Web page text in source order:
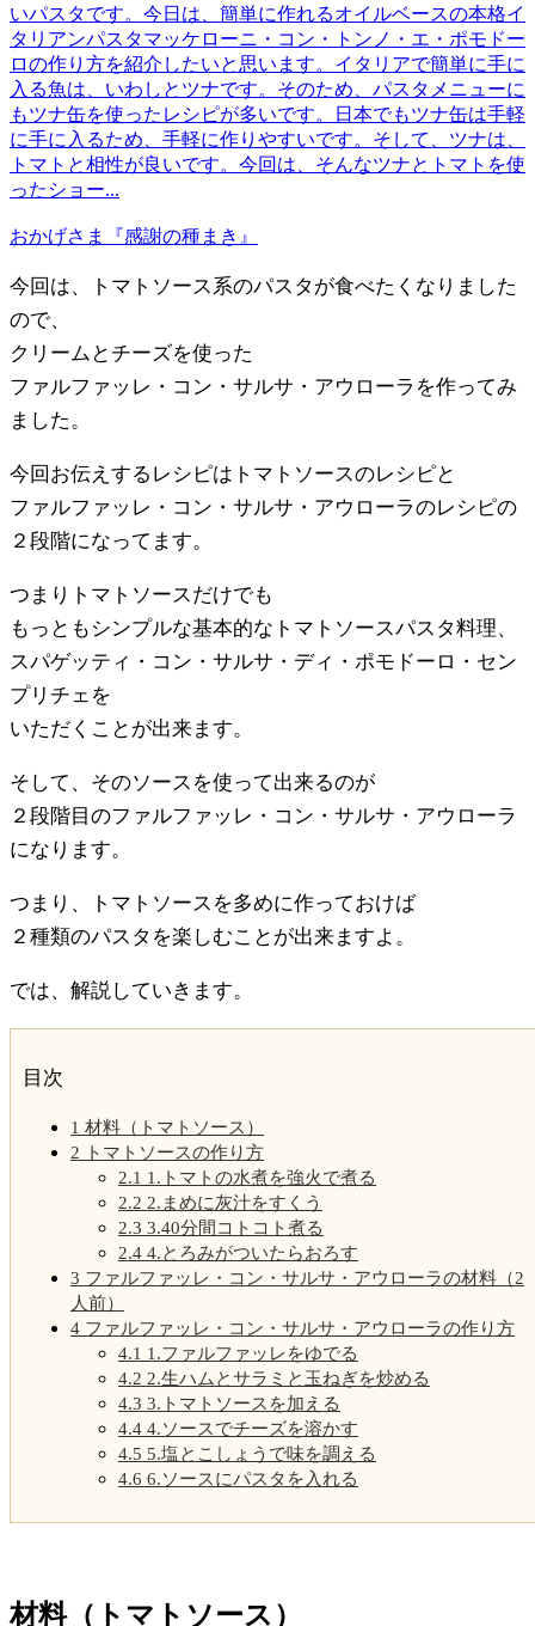
いパスタです。今日は、簡単に作れるオイルベースの本格イ
タリアンパスタマッケローニ・コン・トンノ・エ・ポモドー
ロの作り方を紹介したいと思います。イタリアで簡単に手に
入る魚は、いわしとツナです。そのため、パスタメニューに
もツナ缶を使ったレシピが多いです。日本でもツナ缶は手軽
に手に入るため、手軽に作りやすいです。そして、ツナは、
トマトと相性が良いです。今回は、そんなツナとトマトを使
ったショー...
おかげさま『感謝の種まき』
今回は、トマトソース系のパスタが食べたくなりました
ので、
クリームとチーズを使った
ファルファッレ・コン・サルサ・アウローラを作ってみ
ました。
今回お伝えするレシピはトマトソースのレシピと
ファルファッレ・コン・サルサ・アウローラのレシピの
２段階になってます。
つまりトマトソースだけでも
もっともシンプルな基本的なトマトソースパスタ料理、
スパゲッティ・コン・サルサ・ディ・ポモドーロ・セン
プリチェを
いただくことが出来ます。
そして、そのソースを使って出来るのが
２段階目のファルファッレ・コン・サルサ・アウローラ
になります。
つまり、トマトソースを多めに作っておけば
２種類のパスタを楽しむことが出来ますよ。
では、解説していきます。
目次
1 材料（トマトソース）
2 トマトソースの作り方
2.1 1.トマトの水煮を強火で煮る
2.2 2.まめに灰汁をすくう
2.3 3.40分間コトコト煮る
2.4 4.とろみがついたらおろす
3 ファルファッレ・コン・サルサ・アウローラの材料（2
人前）
4 ファルファッレ・コン・サルサ・アウローラの作り方
4.1 1.ファルファッレをゆでる
4.2 2.生ハムとサラミと玉ねぎを炒める
4.3 3.トマトソースを加える
4.4 4.ソースでチーズを溶かす
4.5 5.塩とこしょうで味を調える
4.6 6.ソースにパスタを入れる
材料（トマトソース）